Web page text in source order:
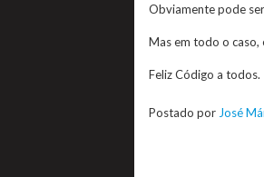
Obviamente pode
Mas em todo o caso,
Feliz Código a todos.
Postado por José